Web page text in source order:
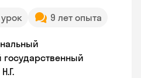
урок 9 лет опыта
государственный